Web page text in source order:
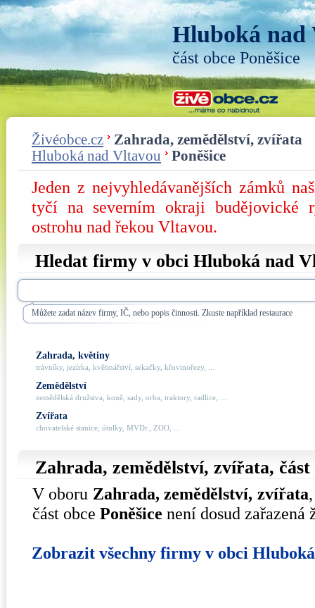
Hluboká nad
část obce Poněšice
Živéobce.cz
Zahrada, zemědělství, zvířata
Hluboká nad Vltavou
Poněšice
Jeden z nejvyhledávanějších zámků
tyčí na severním okraji budějovické
ostrohu nad řekou Vltavou.
Hledat firmy v obci Hluboká nad
Můžete zadat název firmy, IČ, nebo popis činnosti. Zkuste například restaurace
Zahrada, květiny
trávníky, jezírka, květinářství, sekačky, křovinořezy, ...
Zemědělství
zemědělská družstva, koně, sady, orba, traktory, radlice, ...
Zvířata
chovatelské stanice, útulky, MVDr., ZOO, ...
Zahrada, zemědělství, zvířata,
V oboru Zahrada, zemědělství, zvířata
část obce Poněšice není dosud zařazená
Zobrazit všechny firmy v obci